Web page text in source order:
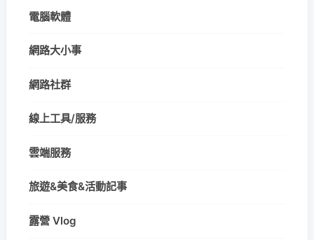
電腦軟體
網路大小事
網路社群
線上工具/服務
雲端服務
旅遊&美食&活動記事
露營 Vlog